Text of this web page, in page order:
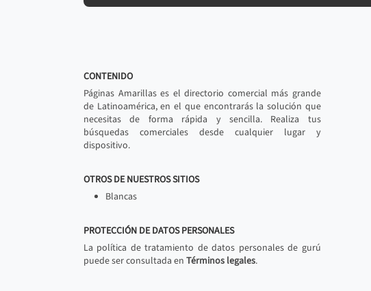
CONTENIDO
Páginas Amarillas es el directorio comercial más grande
de Latinoamérica, en el que encontrarás la solución que
necesitas de forma rápida y sencilla. Realiza tus
búsquedas comerciales desde cualquier lugar y
dispositivo.
OTROS DE NUESTROS SITIOS
Blancas
PROTECCIÓN DE DATOS PERSONALES
La política de tratamiento de datos personales de gurú
puede ser consultada en Términos legales.